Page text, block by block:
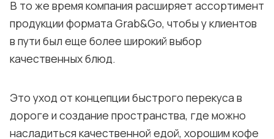
смузи со вкусом апельсин-
манго или апельсин-ананас-
шпинат. * Абсолютная новинка —
фраппе с орехом макадамия.
«За последние
В то же время компания расширяет ассортимент
продукции формата Grab&Go, чтобы у клиентов
в пути был еще более широкий выбор
качественных блюд.
Это уход от концепции быстрого перекуса в
дороге и создание пространства, где можно
насладиться качественной едой, хорошим кофе